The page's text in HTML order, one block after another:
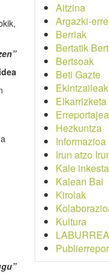
Aitzina
Argazki-
Berriak
Bertatik
Bertsoak
Beti Gazte
Ekintzaileak
Elkarrizketa
Hezkuntza
Informazioa
Irun atzo
Kale inkesta
Kalean Bai
Kirolak
Kultura